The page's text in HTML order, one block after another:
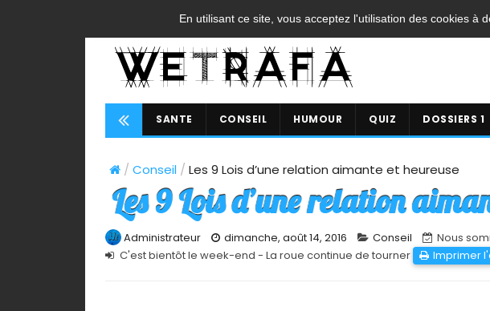
CONTACT A PROPOS FAQ CGU
SANTE CONSEIL HUMOUR QUIZ DOSSIERS 1
/ Conseil / Les 9 Lois d’une relation aimante et heureuse
Les 9 Lois d’une relation
Administrateur dimanche, août 14, 2016 Conseil
Nous
C'est bientôt le week-end - La roue continue de tourner
Imprimer
En utilisant ce site, vous acceptez l'utilisation des cookies à